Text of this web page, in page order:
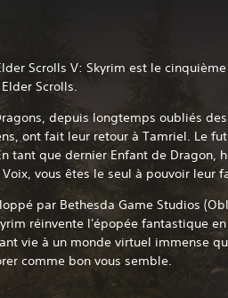
Scrolls V: Skyrim est le
Scrolls.
depuis longtemps oubliés
ont fait leur retour à Tamriel. Le
tant que dernier Enfant de Dragon,
vous êtes le seul à pouvoir leur
par Bethesda Game Studios
réinvente l'épopée fantastique
vie à un monde virtuel immense
comme bon vous semble.